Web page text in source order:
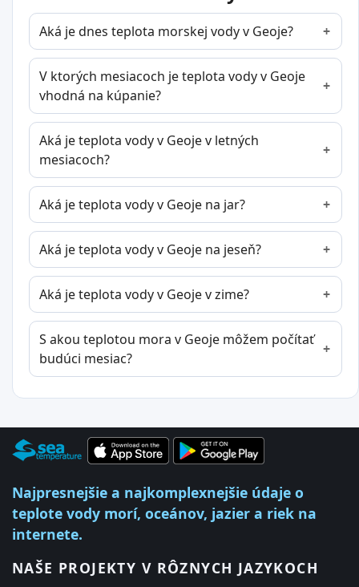
Aká je dnes teplota morskej vody v Geoje?
V ktorých mesiacoch je teplota vody v Geoje
vhodná na kúpanie?
Aká je teplota vody v Geoje v letných
mesiacoch?
Aká je teplota vody v Geoje na jar?
Aká je teplota vody v Geoje na jeseň?
Aká je teplota vody v Geoje v zime?
S akou teplotou mora v Geoje môžem počítať
budúci mesiac?
Najpresnejšie a najkomplexnejšie údaje o
teplote vody morí, oceánov, jazier a riek na
internete.
NAŠE PROJEKTY V RÔZNYCH JAZYKOCH